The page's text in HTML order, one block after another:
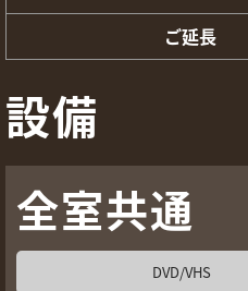
ご延長
設備
全室共通
DVD/VHS